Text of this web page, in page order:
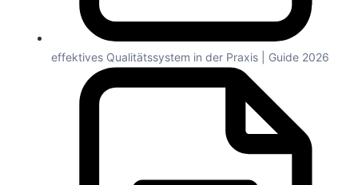
effektives Qualitätssystem in der Praxis | Guide 2026